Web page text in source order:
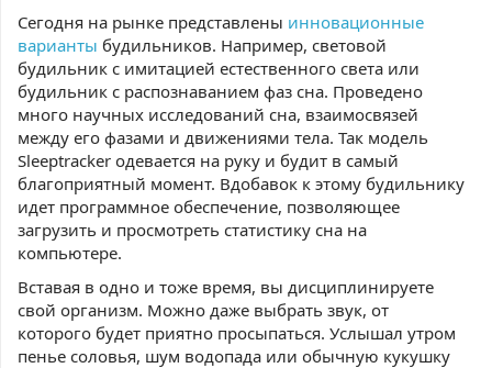
Сегодня на рынке представлены инновационные
варианты будильников. Например, световой
будильник с имитацией естественного света или
будильник с распознаванием фаз сна. Проведено
много научных исследований сна, взаимосвязей
между его фазами и движениями тела. Так модель
Sleeptracker одевается на руку и будит в самый
благоприятный момент. Вдобавок к этому будильнику
идет программное обеспечение, позволяющее
загрузить и просмотреть статистику сна на
компьютере.
Вставая в одно и тоже время, вы дисциплинируете
свой организм. Можно даже выбрать звук, от
которого будет приятно просыпаться. Услышал утром
пенье соловья, шум водопада или обычную кукушку